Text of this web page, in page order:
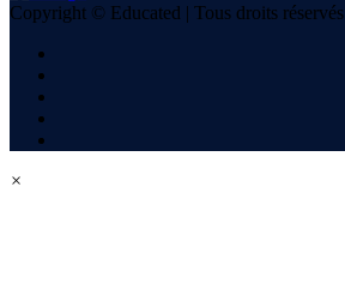
Copyright © Educated | Tous droits réservés
×